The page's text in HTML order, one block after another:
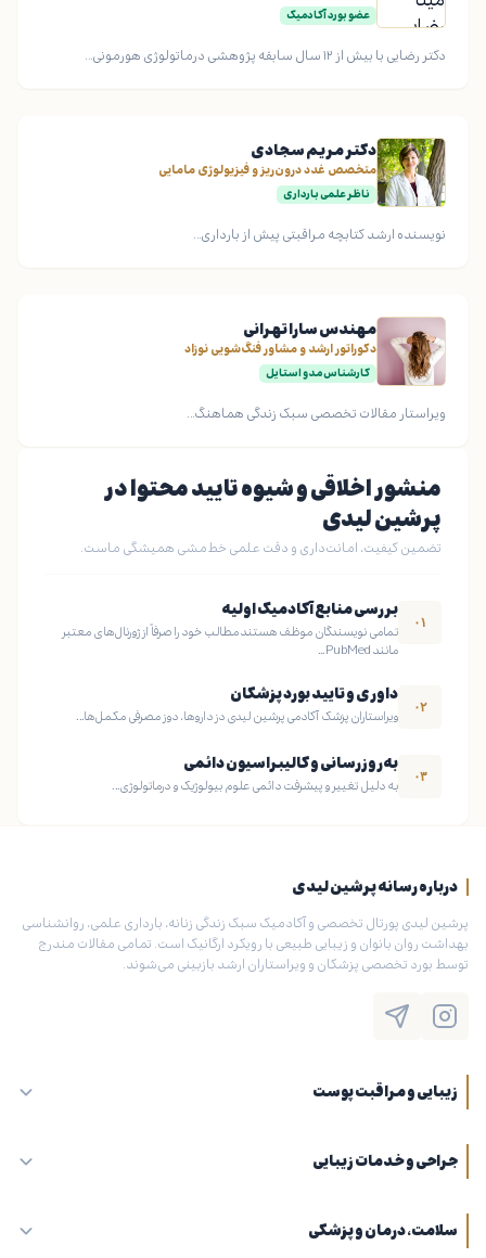
عضو بورد آکادمیک
دکتر رضایی با بیش از ۱۲ سال سابقه پژوهشی درماتولوژی هورمونی...
دکتر مریم سجادی
متخصص غدد درون‌ریز و فیزیولوژی مامایی
ناظر علمی بارداری
نویسنده ارشد کتابچه مراقبتی پیش از بارداری...
مهندس سارا تهرانی
دکوراتور ارشد و مشاور فنگ‌شویی نوزاد
کارشناس مد و استایل
ویراستار مقالات تخصصی سبک زندگی هماهنگ...
منشور اخلاقی و شیوه تایید محتوا در
پرشین لیدی
تضمین کیفیت، امانت‌داری و دقت علمی خط‌مشی همیشگی ماست.
۰۱
بررسی منابع آکادمیک اولیه
تمامی نویسندگان موظف هستند مطالب خود را صرفاً از ژورنال‌های معتبر
مانند PubMed...
۰۲
داوری و تایید بورد پزشکان
ویراستاران پزشک آکادمی پرشین لیدی دز داروها، دوز مصرفی مکمل‌ها...
۰۳
به‌روزرسانی و کالیبراسیون دائمی
به دلیل تغییر و پیشرفت دائمی علوم بیولوژیک و درماتولوژی...
درباره رسانه پرشین لیدی
پرشین لیدی پورتال تخصصی و آکادمیک سبک زندگی زنانه، بارداری علمی، روانشناسی
بهداشت روان بانوان و زیبایی طبیعی با رویکرد ارگانیک است. تمامی مقالات مندرج
توسط بورد تخصصی پزشکان و ویراستاران ارشد بازبینی می‌شوند.
زیبایی و مراقبت پوست
جراحی و خدمات زیبایی
سلامت، درمان و پزشکی